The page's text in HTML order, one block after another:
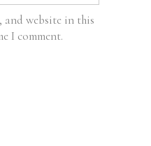
and website in this
I comment.